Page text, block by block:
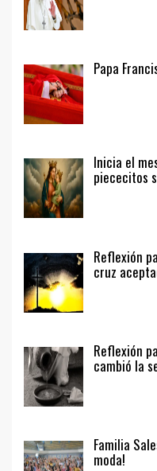
Papa
Inicia el
piececitos
Reflexión
cruz
Reflexión
cambió la
Familia
moda!